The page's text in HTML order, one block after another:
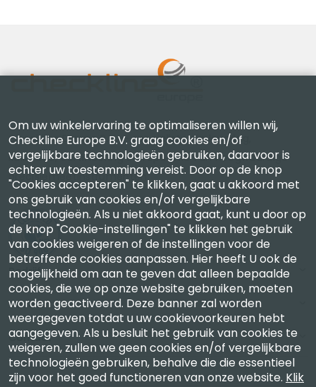
Checkline Europe B.V. — specialisten in levering,
kalibratie, certificering en reparatie van hoogwaardige
precisiemeetinstrumenten.
Bedrijf
Account
Contact
Om uw winkelervaring te optimaliseren willen wij,
Checkline Europe B.V. graag cookies en/of
vergelijkbare technologieën gebruiken, daarvoor is
echter uw toestemming vereist. Door op de knop
"Cookies accepteren" te klikken, gaat u akkoord met
ons gebruik van cookies en/of vergelijkbare
technologieën. Als u niet akkoord gaat, kunt u door op
de knop "Cookie-instellingen" te klikken het gebruik
van cookies weigeren of de instellingen voor de
betreffende cookies aanpassen. Hier heeft U ook de
mogelijkheid om aan te geven dat alleen bepaalde
cookies, die we op onze website gebruiken, moeten
worden geactiveerd. Deze banner zal worden
weergegeven totdat u uw cookievoorkeuren hebt
aangegeven. Als u besluit het gebruik van cookies te
weigeren, zullen we geen cookies en/of vergelijkbare
technologieën gebruiken, behalve die die essentieel
zijn voor het goed functioneren van onze website. Klik